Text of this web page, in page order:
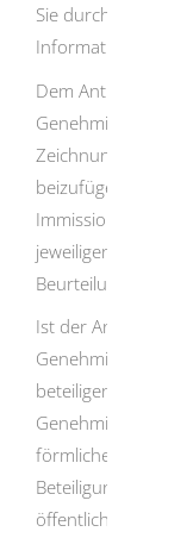
Sie durch den
Informationen
Dem Antrag sind
Zeichnungen,
beizufügen. Sofern
jeweiligen
Beurteilung
Ist der Antrag
beteiligenden
förmlichen
Beteiligung der
öffentlich bekannt